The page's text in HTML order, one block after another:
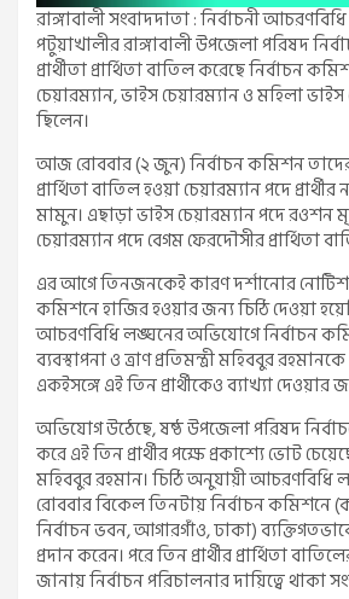
রাঙ্গাবালী সংবাদদাতা : নির্বাচনী
পটুয়াখালীর রাঙ্গাবালী উপজেলা পরিষদ
প্রার্থীতা প্রার্থিতা বাতিল করেছে নির্বাচন
চেয়ারম্যান, ভাইস চেয়ারম্যান ও মহিলা ভাইস
ছিলেন।
আজ রোববার (২ জুন) নির্বাচন কমিশন তাদের
প্রার্থিতা বাতিল হওয়া চেয়ারম্যান পদে
মামুন। এছাড়া ভাইস চেয়ারম্যান পদে রওশন
চেয়ারম্যান পদে বেগম ফেরদৌসীর প্রার্থিতা
এর আগে তিনজনকেই কারণ দর্শানোর নোটিশ
কমিশনে হাজির হওয়ার জন্য চিঠি দেওয়া
আচরণবিধি লঙ্ঘনের অভিযোগে নির্বাচন
ব্যবস্থাপনা ও ত্রাণ প্রতিমন্ত্রী মহিববুর
একইসঙ্গে এই তিন প্রার্থীকেও ব্যাখ্যা দেওয়ার
অভিযোগ উঠেছে, ষষ্ঠ উপজেলা পরিষদ
করে এই তিন প্রার্থীর পক্ষে প্রকাশ্যে ভোট
মহিববুর রহমান। চিঠি অনুযায়ী আচরণবিধি
রোববার বিকেল তিনটায় নির্বাচন কমিশনে
নির্বাচন ভবন, আগারগাঁও, ঢাকা)
প্রদান করেন। পরে তিন প্রার্থীর প্রার্থিতা
জানায় নির্বাচন পরিচালনার দায়িত্বে থাকা